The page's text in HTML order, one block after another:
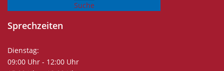
Suche
Sprechzeiten
Dienstag:
09:00 Uhr - 12:00 Uhr